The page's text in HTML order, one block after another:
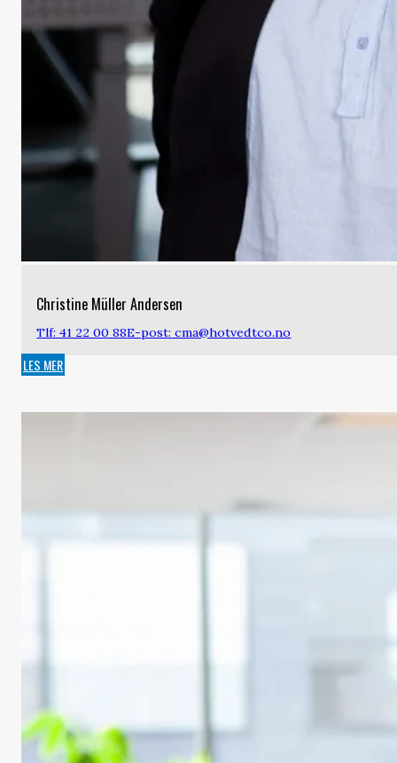
Christine Müller Andersen
Tlf: 41 22 00 88E-post: cma@hotvedtco.no
LES MER